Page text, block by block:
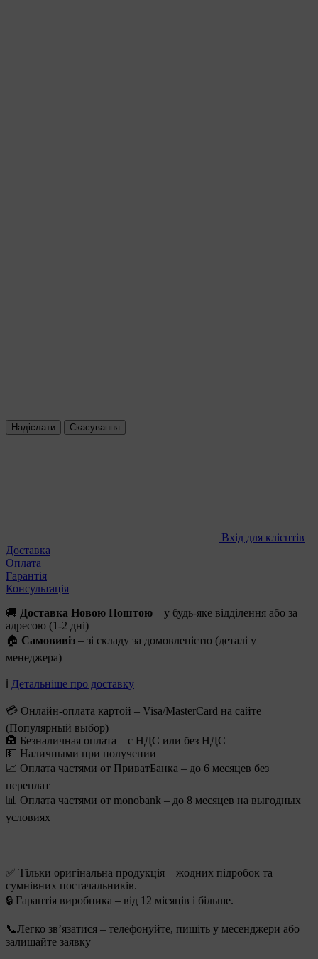
Надіслати Скасування
Вхід для клієнтів
Доставка
Оплата
Гарантія
Консультація
🚚 Доставка Новою Поштою – у будь-яке відділення або за
адресою (1-2 дні)
🏠 Самовивіз – зі складу за домовленістю (деталі у
менеджера)
ℹ️ Детальніше про доставку
💳 Онлайн-оплата картой – Visa/MasterCard на сайте
(Популярный выбор)
🏦 Безналичная оплата – с НДС или без НДС
💵 Наличными при получении
📈 Оплата частями от ПриватБанка – до 6 месяцев без
переплат
📊 Оплата частями от monobank – до 8 месяцев на выгодных
условиях
✅ Тільки оригінальна продукція – жодних підробок та
сумнівних постачальників.
🔒 Гарантія виробника – від 12 місяців і більше.
📞Легко зв’язатися – телефонуйте, пишіть у месенджери або
залишайте заявку